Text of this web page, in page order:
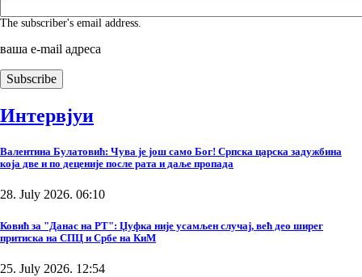
The subscriber's email address.
ваша е-mail адреса
Интервјуи
Валентина Булатовић: Чува је још само Бог! Српска царска задужбина
која две и по деценије после рата и даље пропада
28. July 2026. 06:10
Ковић за "Данас на РТ": Џуфка није усамљен случај, већ део ширег
притиска на СПЦ и Србе на КиМ
25. July 2026. 12:54